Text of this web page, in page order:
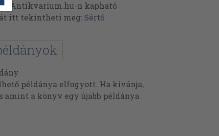
Antikvarium.hu-n kapható
itt tekintheti meg: Sértő
példánya elfogyott. Ha kívánja,
amint a könyv egy újabb példánya